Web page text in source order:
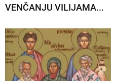
VENČANJU VILIJAMA...